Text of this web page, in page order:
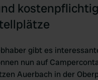
gibt es
nun auf
Auerbach in der